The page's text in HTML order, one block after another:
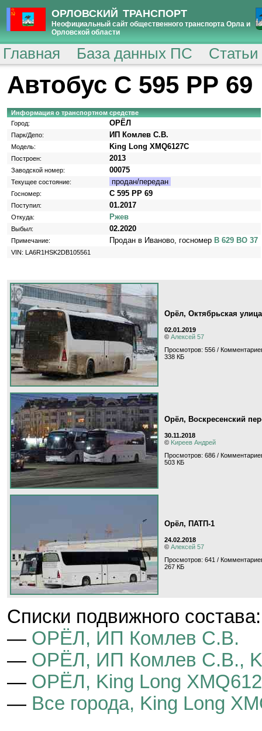
ОРЛОВСКИЙ ТРАНСПОРТ
Неофициальный сайт общественного транспорта Орла и
Орловской области
Главная База данных ПС
Автобус С 595 РР 69
Информация о транспортном средстве
Город:
ОРЁЛ
Парк/Депо: ИП Комлев С.В.
Модель: King Long XMQ6127C
Построен: 2013
Заводской номер: 00075
Текущее состояние: продан/передан
Госномер: С 595 РР 69
Поступил: 01.2017
Откуда: Ржев
Выбыл: 02.2020
Примечание: Продан в Иваново, госномер В 629 ВО 37
VIN: LA6R1HSK2DB105561
Орёл, Октябрьская улица
02.01.2019
© Алексей 57
Просмотров: 556 /
338 КБ
Орёл, Воскресенский
30.11.2018
© Kиpeeв Aндpeй
Просмотров: 686 /
503 КБ
Орёл, ПАТП-1
24.02.2018
© Алексей 57
Просмотров: 641 /
267 КБ
Cписки подвижного состава:
— ОРЁЛ, ИП Комлев С.В.
— ОРЁЛ, ИП Комлев С.В.,
— ОРЁЛ, King Long
— Все города, King Long